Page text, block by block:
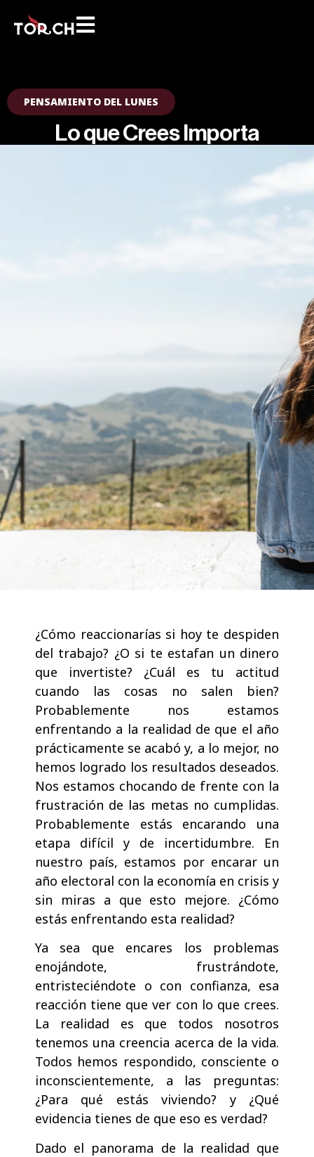
PENSAMIENTO DEL LUNES
Lo que Crees Importa
¿Cómo reaccionarías si hoy te despiden
del trabajo? ¿O si te estafan un dinero
que invertiste? ¿Cuál es tu actitud
cuando las cosas no salen bien?
Probablemente nos estamos
enfrentando a la realidad de que el año
prácticamente se acabó y, a lo mejor, no
hemos logrado los resultados deseados.
Nos estamos chocando de frente con la
frustración de las metas no cumplidas.
Probablemente estás encarando una
etapa difícil y de incertidumbre. En
nuestro país, estamos por encarar un
año electoral con la economía en crisis y
sin miras a que esto mejore. ¿Cómo
estás enfrentando esta realidad?
Ya sea que encares los problemas
enojándote, frustrándote,
entristeciéndote o con confianza, esa
reacción tiene que ver con lo que crees.
La realidad es que todos nosotros
tenemos una creencia acerca de la vida.
Todos hemos respondido, consciente o
inconscientemente, a las preguntas:
¿Para qué estás viviendo? y ¿Qué
evidencia tienes de que eso es verdad?
Dado el panorama de la realidad que